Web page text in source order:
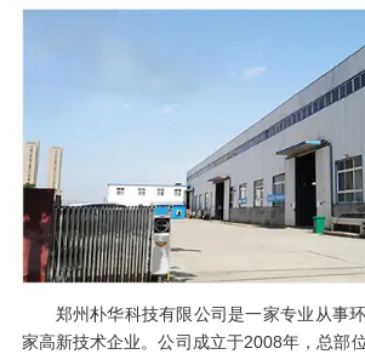
郑州朴华科技有限公司是一家专业从事
家高新技术企业。公司成立于2008年，总部